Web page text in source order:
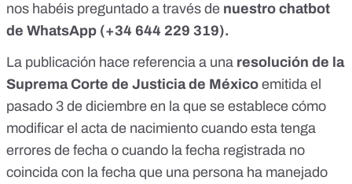
nos habéis preguntado a través de nuestro chatbot
de WhatsApp (+34 644 229 319).
La publicación hace referencia a una resolución de la
Suprema Corte de Justicia de México emitida el
pasado 3 de diciembre en la que se establece cómo
modificar el acta de nacimiento cuando esta tenga
errores de fecha o cuando la fecha registrada no
coincida con la fecha que una persona ha manejado